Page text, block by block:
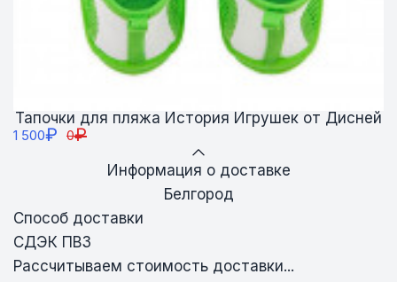
Тапочки для пляжа История Игрушек от Дисней
1 500₽ 0₽
Информация о доставке
Белгород
Способ доставки
СДЭК ПВЗ
Рассчитываем стоимость доставки...